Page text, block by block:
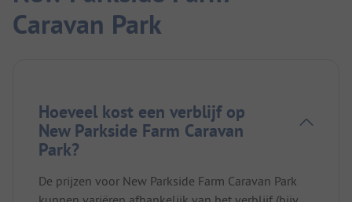
Caravan Park
Hoeveel kost een verblijf op
New Parkside Farm Caravan
Park?
De prijzen voor New Parkside Farm Caravan Park